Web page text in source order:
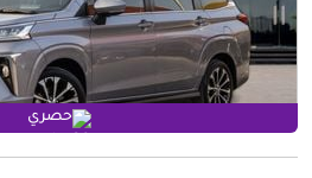
حصري